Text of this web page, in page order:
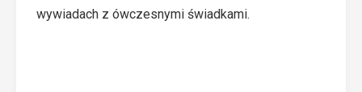
wywiadach z ówczesnymi świadkami.